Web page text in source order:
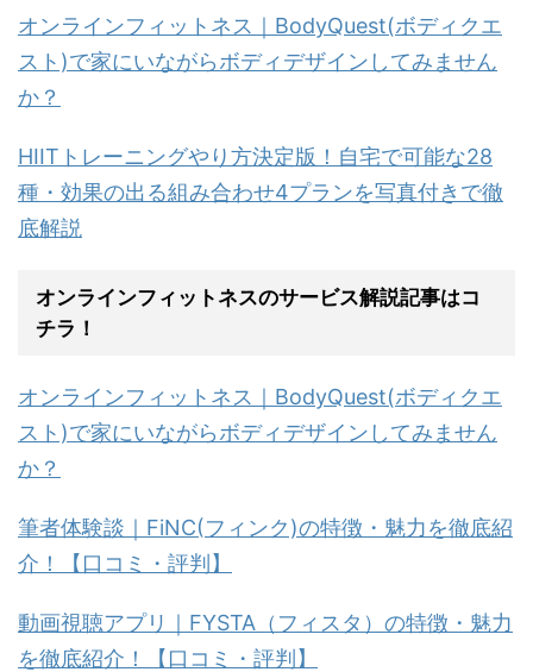
オンラインフィットネス｜BodyQuest(ボディクエ
スト)で家にいながらボディデザインしてみません
か？
HIITトレーニングやり方決定版！自宅で可能な28
種・効果の出る組み合わせ4プランを写真付きで徹
底解説
オンラインフィットネスのサービス解説記事はコ
チラ！
オンラインフィットネス｜BodyQuest(ボディクエ
スト)で家にいながらボディデザインしてみません
か？
筆者体験談｜FiNC(フィンク)の特徴・魅力を徹底紹
介！【口コミ・評判】
動画視聴アプリ｜FYSTA（フィスタ）の特徴・魅力
を徹底紹介！【口コミ・評判】